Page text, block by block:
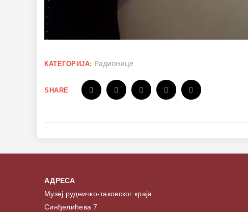
КАТЕГОРИЈА: Радионице
SHARE
АДРЕСА
Музеј рудничко-таковског краја
Синђелићева 7